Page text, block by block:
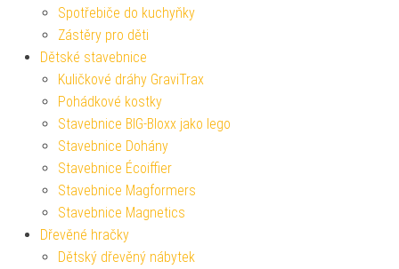
Spotřebiče do kuchyňky
Zástěry pro děti
Dětské stavebnice
Kuličkové dráhy GraviTrax
Pohádkové kostky
Stavebnice BIG-Bloxx jako lego
Stavebnice Dohány
Stavebnice Écoiffier
Stavebnice Magformers
Stavebnice Magnetics
Dřevěné hračky
Dětský dřevěný nábytek